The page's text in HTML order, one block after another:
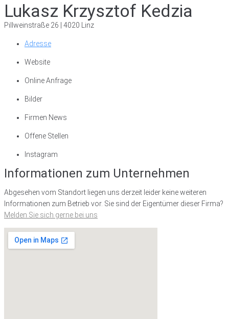
Lukasz Krzysztof Kedzia
Pillweinstraße 26 | 4020 Linz
Adresse
Website
Online Anfrage
Bilder
Firmen News
Offene Stellen
Instagram
Informationen zum Unternehmen
Abgesehen vom Standort liegen uns derzeit leider keine weiteren
Informationen zum Betrieb vor. Sie sind der Eigentümer dieser Firma?
Melden Sie sich gerne bei uns